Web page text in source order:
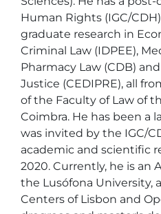
Human Rights (IGC/
graduate research in
Criminal Law (IDPEE),
Pharmacy Law (CDB)
Justice (CEDIPRE), all
of the Faculty of Law of
Coimbra. He has been a
was invited by the IGC/
academic and scientific
2020. Currently, he is an
the Lusófona University,
Centers of Lisbon and